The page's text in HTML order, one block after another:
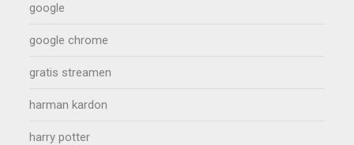
google
google chrome
gratis streamen
harman kardon
harry potter